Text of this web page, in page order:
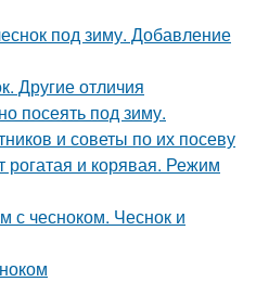
под зиму. Добавление
Другие отличия
посеять под зиму.
и советы по их посеву
и корявая. Режим
с чесноком. Чеснок и